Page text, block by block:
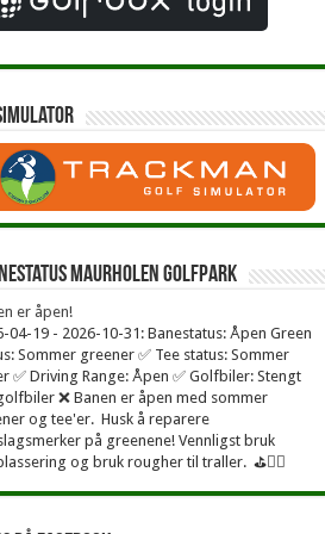
Maurholen Golfpark
er åpen!
04-19 - 2026-10-31: Banestatus: Åpen Green
Sommer greener ✅ Tee status: Sommer
✅ Driving Range: Åpen ✅ Golfbiler: Stengt
❌ Banen er åpen med sommer
og tee'er. Husk å reparere
på greenene! Vennligst bruk
og bruk rougher til traller. ⛳🏌️‍♂